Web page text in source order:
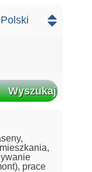
Wyszukaj
prace